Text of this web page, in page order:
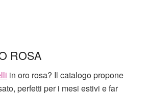
ROSA
in oro rosa? Il catalogo propone
perfetti per i mesi estivi e far